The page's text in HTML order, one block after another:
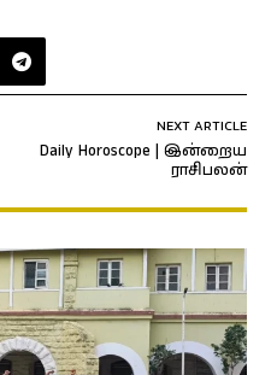
NEXT ARTICLE
Daily Horoscope | இன்றைய
ராசிபலன்